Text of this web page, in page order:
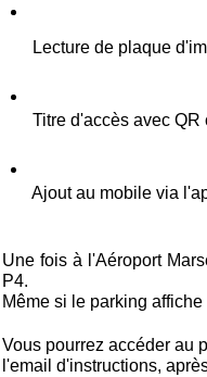
Lecture de plaque
Titre d'accès avec QR
Ajout au mobile via
Une fois à l'Aéroport
P4.
Même si le parking
Vous pourrez accéder au
l'email d'instructions,